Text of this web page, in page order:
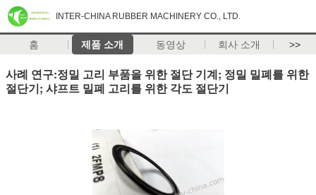
INTER-CHINA RUBBER MACHINERY CO., LTD.
홈 제품 소개 동영상 회사 소개 >>
사례 연구:정밀 고리 부품을 위한 절단 기계; 정밀 밀폐를 위한
절단기; 샤프트 밀폐 고리를 위한 각도 절단기